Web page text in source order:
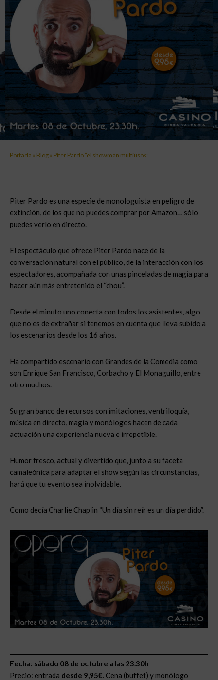
Portada » Blog» Piter Pardo “el showman multiusos”
Piter Pardo es una especie de monologuista en peligro de
extinción, de los que no puedes comprar por Amazon… sólo
puedes verlo en directo.
El espectáculo que ofrece Piter Pardo nace de la
conversación natural con el público, de la interacción con los
espectadores, acompañada con unas pinceladas de magia para
hacer aún más entretenido el “chou”.
Desde el minuto uno conecta con todos los asistentes, algo
que no es de extrañar si tenemos en cuenta que lleva subido a
los escenarios desde los 16 años.
Ha compartido escenario con Grandes de la Comedia como
son Enrique San Francisco, Corbacho y El Monaguillo, entre
otro muchos.
Su gran banco de recursos con imitaciones, ventriloquía,
música en directo, magia y monólogos hacen de cada
actuación una experiencia nueva e irrepetible.
Humor fresco, actual y divertido que, junto a su faceta
camaleónica para adaptar el show según las circunstancias,
hará que tu evento sea inolvidable.
Como decía Charlie Chaplin “Un día sin reír es un día perdido”.
Fecha: sábado 08 de octubre a las 23.30h
Precio: entrada desde 9,95€. Cena (buffet) y monólogo